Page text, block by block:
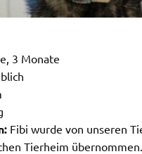
3 Monate
Fibi wurde von unseren
Tierheim übernommen.